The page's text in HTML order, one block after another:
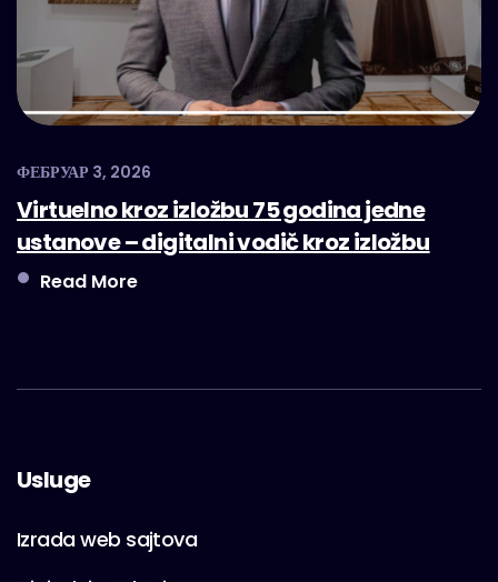
ФЕБРУАР 3, 2026
Virtuelno kroz izložbu 75 godina jedne
ustanove – digitalni vodič kroz izložbu
Read More
Usluge
Izrada web sajtova